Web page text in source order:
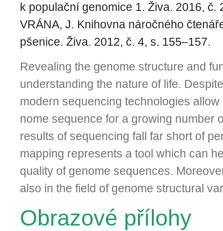
k populační genomice 1. Živa. 2016, č.
VRÁNA, J. Knihovna náročného
pšenice. Živa. 2012, č. 4, s. 155–157.
Revealing the genome structure and
understanding the nature of life.
modern sequen­cing technologies
nome sequence for a growing number
results of sequencing fall far short of
mapping represents a tool which can
quality of genome sequences.
also in the field of genome structural
Obrazové přílohy